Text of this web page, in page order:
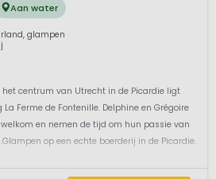
Aan water
glampen
centrum van Utrecht in de Picardie ligt
Ferme de Fontenille. Delphine en Grégoire
en nemen de tijd om hun passie van
op een echte boerderij in de Picardie.